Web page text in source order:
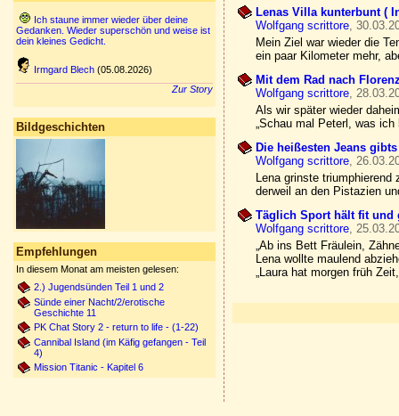
Ich staune immer wieder über deine
Gedanken. Wieder superschön und weise ist
dein kleines Gedicht.
Irmgard Blech (05.08.2026)
Zur Story
Bildgeschichten
Empfehlungen
In diesem Monat am meisten gelesen:
2.) Jugendsünden Teil 1 und 2
Sünde einer Nacht/2/erotische
Geschichte 11
PK Chat Story 2 - return to life - (1-22)
Cannibal Island (im Käfig gefangen - Teil
4)
Mission Titanic - Kapitel 6
Lenas Villa kunterbunt (
Wolfgang scrittore,
Mein Ziel war wieder die
ein paar Kilometer mehr,
Mit dem Rad nach
Wolfgang scrittore,
Als wir später wieder
„Schau mal Peterl, was
Die heißesten Jeans
Wolfgang scrittore,
Lena grinste
derweil an den Pistazien
Täglich Sport hält fit und
Wolfgang scrittore,
„Ab ins Bett Fräulein,
Lena wollte maulend
„Laura hat morgen früh Zeit,